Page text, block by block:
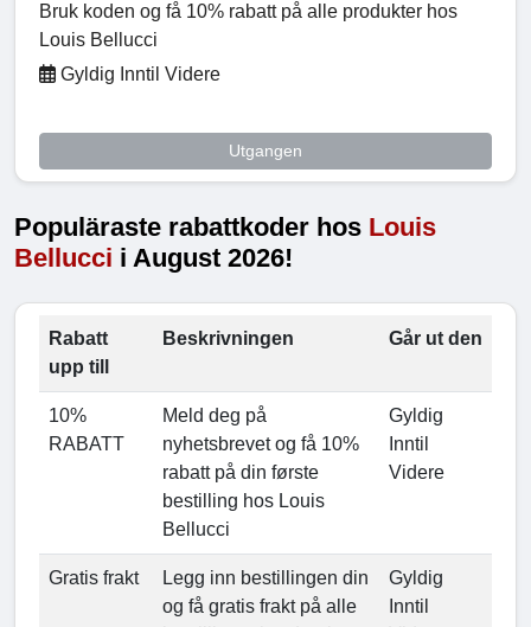
Bruk koden og få 10% rabatt på alle produkter hos
Louis Bellucci
Gyldig Inntil Videre
Utgangen
Populäraste rabattkoder hos Louis
Bellucci i August 2026!
Rabatt
upp till
Beskrivningen Går ut den
10%
RABATT
Meld deg på
nyhetsbrevet og få 10%
rabatt på din første
bestilling hos Louis
Bellucci
Gyldig
Inntil
Videre
Gratis frakt
Legg inn bestillingen din
og få gratis frakt på alle
Gyldig
Inntil